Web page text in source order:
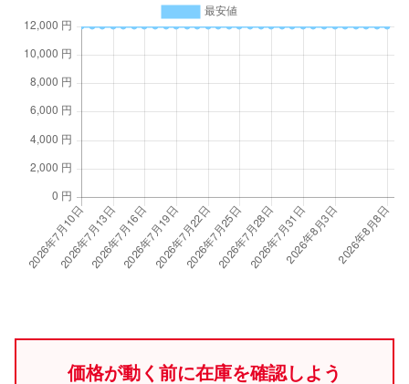
価格が動く前に在庫を確認しよう